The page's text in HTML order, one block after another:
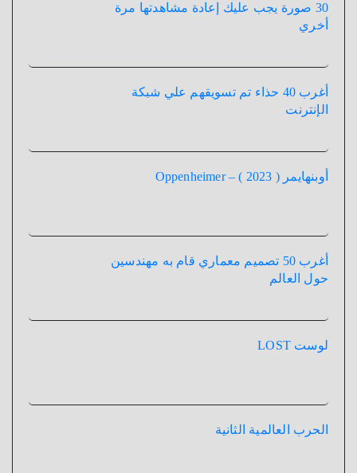
30 صورة يجب عليك إعادة مشاهدتها مرة
أخري
أغرب 40 حذاء تم تسويقهم علي شبكة
الإنترنت
أوبنهايمر ( 2023 ) – Oppenheimer
أغرب 50 تصميم معماري قام به مهندسين
حول العالم
لوست LOST
الحرب العالمية الثانية